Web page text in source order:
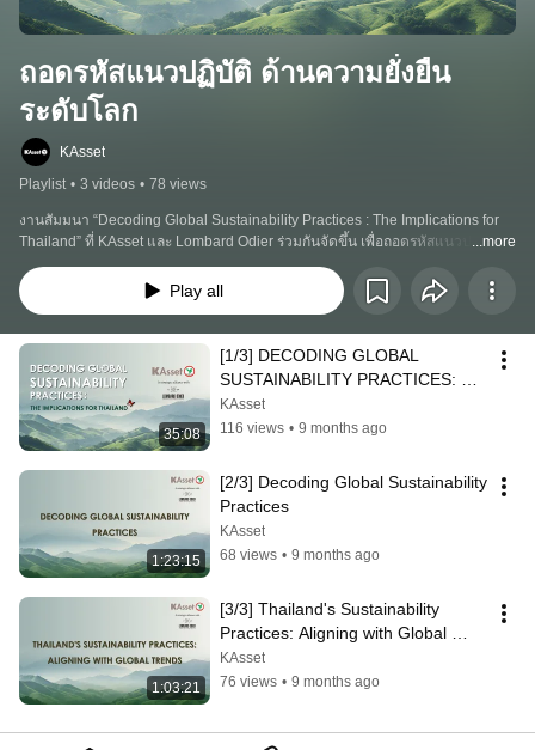
ถอดรหัสแนวปฏิบัติ ด้านความยั่งยืน
ระดับโลก
KAsset
Playlist • 3 videos • 78 views
งานสัมมนา “Decoding Global Sustainability Practices : The Implications for
Thailand” ที่ KAsset และ Lombard Odier ร่วมกันจัดขึ้น เพื่อถอดรหัสแนวปฏิบัติ
ระดับโลกและผลกระทบในประเทศไทย
...more
Play all
35:08
[1/3] DECODING GLOBAL
SUSTAINABILITY PRACTICES: ​
The Implications for Thailand
KAsset
116 views • 9 months ago
1:23:15
[2/3] Decoding Global Sustainability
Practices​
KAsset
68 views • 9 months ago
1:03:21
[3/3] Thailand's Sustainability
Practices: Aligning with Global
Trends​
KAsset
76 views • 9 months ago